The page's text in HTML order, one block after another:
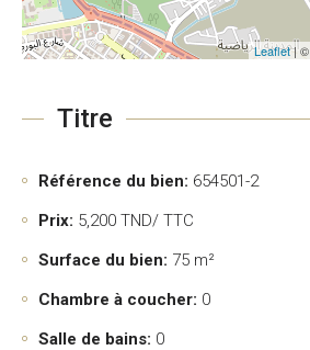
Leaflet| ©
Titre
Référence du bien: 654501-2
Prix: 5,200 TND/ TTC
Surface du bien: 75 m²
Chambre à coucher: 0
Salle de bains: 0